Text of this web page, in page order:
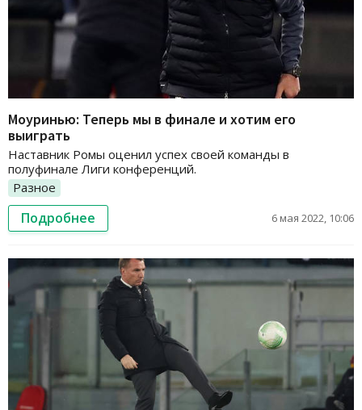
Моуринью: Теперь мы в финале и хотим его
выиграть
Наставник Ромы оценил успех своей команды в
полуфинале Лиги конференций.
Разное
Подробнее 6 мая 2022, 10:06